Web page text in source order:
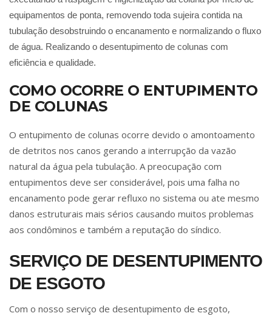
equipamentos de ponta, removendo toda sujeira contida na
tubulação desobstruindo o encanamento e normalizando o fluxo
de água. Realizando o desentupimento de colunas com
eficiência e qualidade.
COMO OCORRE O ENTUPIMENTO
DE COLUNAS
O entupimento de colunas ocorre devido o amontoamento
de detritos nos canos gerando a interrupção da vazão
natural da água pela tubulação. A preocupação com
entupimentos deve ser considerável, pois uma falha no
encanamento pode gerar refluxo no sistema ou ate mesmo
danos estruturais mais sérios causando muitos problemas
aos condôminos e também a reputação do síndico.
SERVIÇO DE DESENTUPIMENTO
DE ESGOTO
Com o nosso serviço de desentupimento de esgoto,